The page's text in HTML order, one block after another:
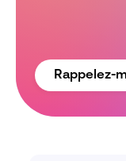
Rappelez-